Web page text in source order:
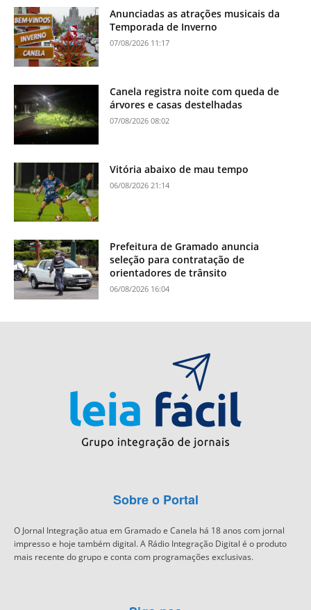
Anunciadas as atrações musicais da
Temporada de Inverno
07/08/2026 11:17
Canela registra noite com queda de
árvores e casas destelhadas
07/08/2026 08:02
Vitória abaixo de mau tempo
06/08/2026 21:14
Prefeitura de Gramado anuncia
seleção para contratação de
orientadores de trânsito
06/08/2026 16:04
Sobre o Portal
O Jornal Integração atua em Gramado e Canela há 18 anos com jornal
impresso e hoje também digital. A Rádio Integração Digital é o produto
mais recente do grupo e conta com programações exclusivas.